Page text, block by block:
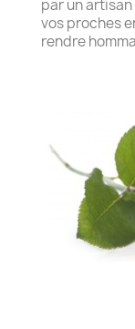
par un
vos proches
rendre